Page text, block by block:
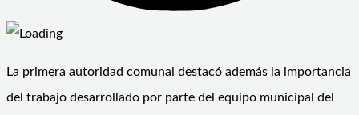
La primera autoridad comunal destacó además la importancia
del trabajo desarrollado por parte del equipo municipal del